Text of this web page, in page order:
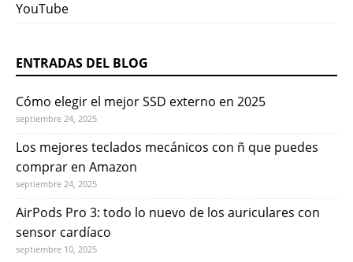
YouTube
ENTRADAS DEL BLOG
Cómo elegir el mejor SSD externo en 2025
septiembre 24, 2025
Los mejores teclados mecánicos con ñ que puedes
comprar en Amazon
septiembre 24, 2025
AirPods Pro 3: todo lo nuevo de los auriculares con
sensor cardíaco
septiembre 10, 2025